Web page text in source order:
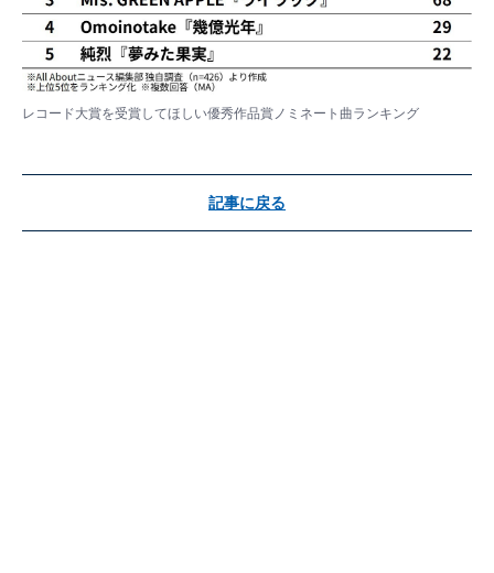
レコード大賞を受賞してほしい優秀作品賞ノミネート曲ランキング
記事に戻る